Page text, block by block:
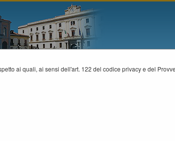
ai quali, ai sensi dell'art. 122 del codice privacy e del
DEL DLGS 196/2003 E DEL
Europeo in materia di protezione dei dati personali” (GDPR)